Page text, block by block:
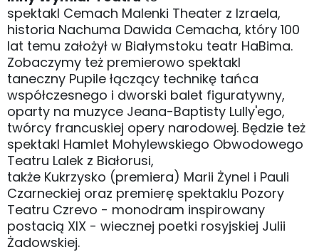
spektakl Cemach Malenki Theater z Izraela,
historia Nachuma Dawida Cemacha, który 100
lat temu założył w Białymstoku teatr HaBima.
Zobaczymy też premierowo spektakl
taneczny Pupile łączący technikę tańca
współczesnego i dworski balet figuratywny,
oparty na muzyce Jeana-Baptisty Lully'ego,
twórcy francuskiej opery narodowej. Będzie też
spektakl Hamlet Mohylewskiego Obwodowego
Teatru Lalek z Białorusi,
także Kukrzysko (premiera) Marii Żynel i Pauli
Czarneckiej oraz premierę spektaklu Pozory
Teatru Czrevo - monodram inspirowany
postacią XIX - wiecznej poetki rosyjskiej Julii
Żadowskiej.